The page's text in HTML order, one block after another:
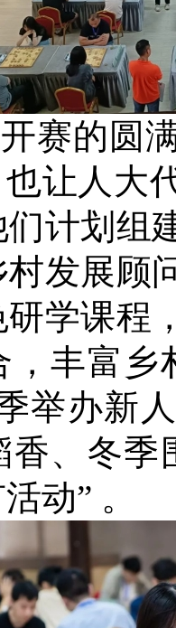
赛的圆
让人大
计划组
发展顾
学课程
，丰富乡
举办新
香、冬季
动” 。